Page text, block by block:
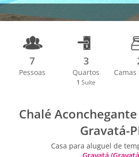
7
Pessoas
3
Quartos
1 Suíte
Camas
Chalé
Gravatá-
Casa para aluguel de